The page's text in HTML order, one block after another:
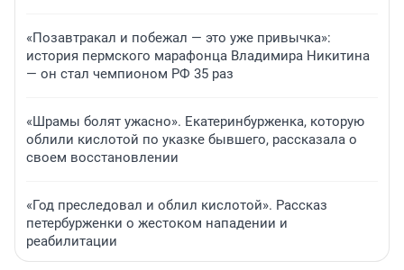
«Позавтракал и побежал — это уже привычка»:
история пермского марафонца Владимира Никитина
— он стал чемпионом РФ 35 раз
«Шрамы болят ужасно». Екатеринбурженка, которую
облили кислотой по указке бывшего, рассказала о
своем восстановлении
«Год преследовал и облил кислотой». Рассказ
петербурженки о жестоком нападении и
реабилитации